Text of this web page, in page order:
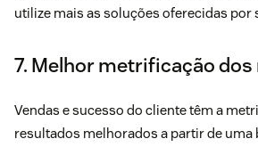
utilize mais as soluções oferecidas por
7. Melhor metrificação
Vendas e sucesso do cliente têm a
resultados melhorados a partir de uma